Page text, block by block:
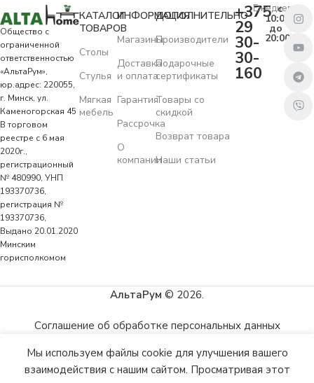
Общество с
ограниченной
ответственностью
«АльтаРум»,
юр.адрес: 220055,
г. Минск, ул.
Каменогорская 45
В торговом
реестре с 6 мая
2020г.,
регистрационный
№ 480990, УНП
193370736,
регистрация №
193370736,
Выдано 20.01.2020
Минским
горисполкомом
КАТАЛОГ
ТОВАРОВ
Столы
Стулья
Мягкая
мебель
ИНФОРМАЦИЯ
Магазины
Доставка
и оплата
Гарантия
Рассрочка
О
компании
ДОПОЛНИТЕЛЬНО
Производители
Подарочные
сертификаты
Товары со
скидкой
Возврат товара
Наши статьи
+375
29
30-
30-
160
Ежедневно
с
10:00
до
20:00
АльтаРум © 2026.
Соглашение об обработке персональных данных
Мы используем файлы cookie для улучшения вашего
взаимодействия с нашим сайтом. Просматривая этот
ИзбранноеКорзина